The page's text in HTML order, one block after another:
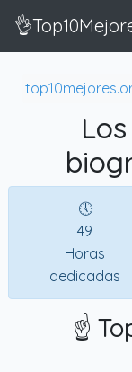
🕔
49
Horas
dedicadas
☝️